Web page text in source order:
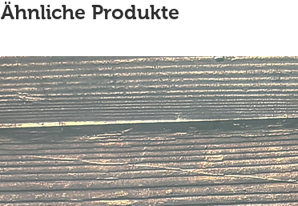
Ähnliche Produkte